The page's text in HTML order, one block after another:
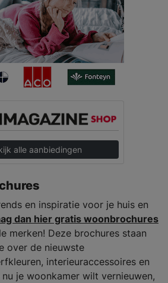
alle aanbiedingen
en inspiratie voor je huis en
dan hier gratis woonbrochures
merken! Deze brochures staan
over de nieuwste
interieuraccessoires en
je woonkamer wilt vernieuwen,